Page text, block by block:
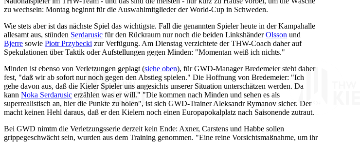
zu wechseln: Montag beginnt für die Auswahlmitglieder der World-Cup in Schweden.
Wie stets aber ist das nächste Spiel das wichtigste. Fall die genannten Spieler heute in der Kampahalle
allesamt aus, stünden Serdarusic für den Rückraum nur noch die beiden LinkshänderOlsson und
Bjerre sowie Piotr Przybecki zur Verfügung. Am Dienstag verzichtete der THW-Coach daher auf
Spekulationen über Taktik oder Aufstellungen gegen Minden: "Momentan weiß ich nichts."
Minden ist ebenso von Verletzungen geplagt (siehe oben), für GWD-Manager Bredemeier steht daher
fest, "daß wir ab sofort nur noch gegen den Abstieg spielen." Die Hoffnung von Bredemeier: "Ich
gehe davon aus, daß die Kieler Spieler uns angesichts unserer Situation unterschätzen werden. Da
kann Noka Serdarusic erzählen was er will." "Die kommen nach Minden und sehen es als
superrealistisch an, hier die Punkte zu holen", ist sich GWD-Trainer Aleksandr Rymanov sicher. Der
macht keinen Hehl daraus, daß er den Kielern noch einen Europapokalplatz nach Saisonende zutraut.
Bei GWD nimtm die Verletzungsserie derzeit kein Ende: Axner, Carstens und Habbe sollen
grippegeschwächt sein, wurden aus dem Training genommen. "Eine reine Vorsichtsmaßnahme, um ihr